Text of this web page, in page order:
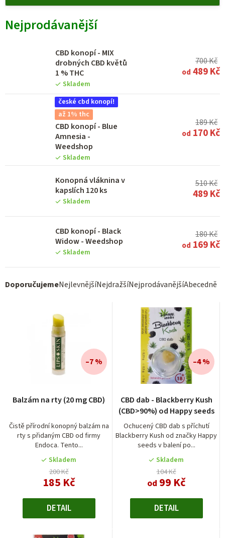
Nejprodávanější
CBD konopí - MIX
drobných CBD květů
1 % THC
Skladem
700 Kč
od 489 Kč
české cbd konopí!
až 1% thc
CBD konopí - Blue
Amnesia -
Weedshop
Skladem
189 Kč
od 170 Kč
Konopná vláknina v
kapslích 120 ks
Skladem
510 Kč
489 Kč
CBD konopí - Black
Widow - Weedshop
Skladem
180 Kč
od 169 Kč
Ř
d
DoporučujemeNejlevnějšíNejdražšíNejprodávanějšíAbecedně
i
o
ů
Balzám na rty (20 mg CBD)
Čistě přírodní konopný balzám na
rty s přidaným CBD od firmy
Endoca. Tento...
Skladem
200 Kč
185 Kč
–7 %
DETAIL
CBD dab - Blackberry Kush
(CBD>90%) od Happy seeds
Ochucený CBD dab s příchutí
Blackberry Kush od značky Happy
seeds v balení po...
hodnocení
produktu
je
4,0
z
5
hvězdiček.
Skladem
104 Kč
od 99 Kč
–4 %
DETAIL